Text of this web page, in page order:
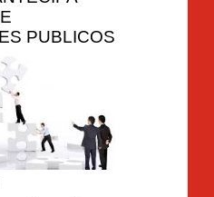
PUBLICOS